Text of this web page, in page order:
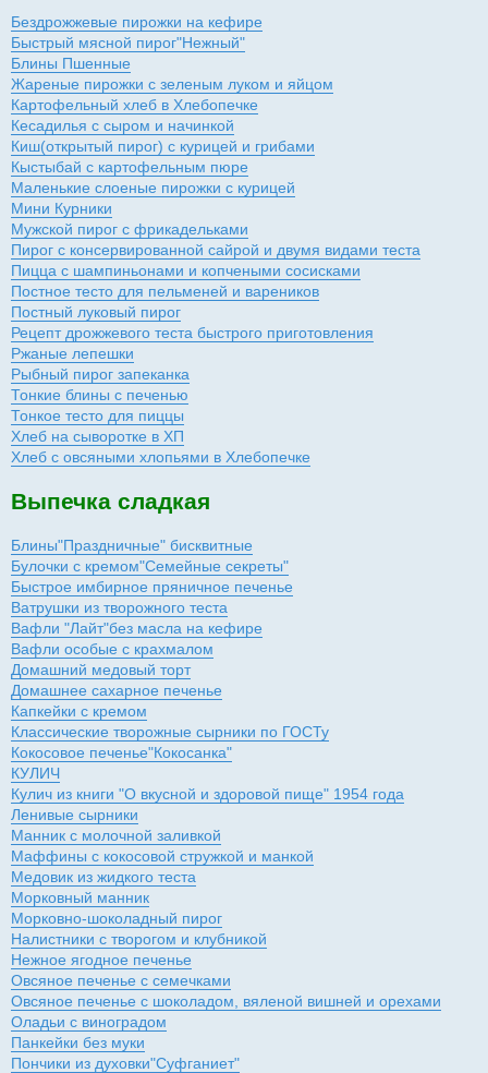
Бездрожжевые пирожки на кефире
Быстрый мясной пирог"Нежный"
Блины Пшенные
Жареные пирожки с зеленым луком и яйцом
Картофельный хлеб в Хлебопечке
Кесадилья с сыром и начинкой
Киш(открытый пирог) с курицей и грибами
Кыстыбай с картофельным пюре
Маленькие слоеные пирожки с курицей
Мини Курники
Мужской пирог с фрикадельками
Пирог с консервированной сайрой и двумя видами теста
Пицца с шампиньонами и копчеными сосисками
Постное тесто для пельменей и вареников
Постный луковый пирог
Рецепт дрожжевого теста быстрого приготовления
Ржаные лепешки
Рыбный пирог запеканка
Тонкие блины с печенью
Тонкое тесто для пиццы
Хлеб на сыворотке в ХП
Хлеб с овсяными хлопьями в Хлебопечке
Выпечка сладкая
Блины"Праздничные" бисквитные
Булочки с кремом"Семейные секреты"
Быстрое имбирное пряничное печенье
Ватрушки из творожного теста
Вафли "Лайт"без масла на кефире
Вафли особые с крахмалом
Домашний медовый торт
Домашнее сахарное печенье
Капкейки с кремом
Классические творожные сырники по ГОСТу
Кокосовое печенье"Кокосанка"
КУЛИЧ
Кулич из книги "О вкусной и здоровой пище" 1954 года
Ленивые сырники
Манник с молочной заливкой
Маффины с кокосовой стружкой и манкой
Медовик из жидкого теста
Морковный манник
Морковно-шоколадный пирог
Налистники с творогом и клубникой
Нежное ягодное печенье
Овсяное печенье с семечками
Овсяное печенье с шоколадом, вяленой вишней и орехами
Оладьи с виноградом
Панкейки без муки
Пончики из духовки"Суфганиет"